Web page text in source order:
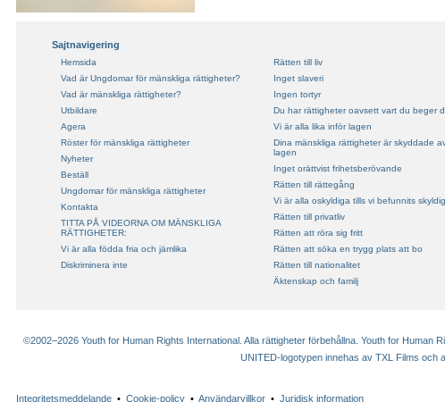
Sajtnavigering
Hemsida
Vad är Ungdomar för mänskliga rättigheter?
Vad är mänskliga rättigheter?
Utbildare
Agera
Röster för mänskliga rättigheter
Nyheter
Beställ
Ungdomar för mänskliga rättigheter
Kontakta
TITTA PÅ VIDEORNA OM MÄNSKLIGA
RÄTTIGHETER:
Vi är alla födda fria och jämlika
Diskriminera inte
Rätten till liv
Inget slaveri
Ingen tortyr
Du har rättigheter oavsett vart du beger
Vi är alla lika inför lagen
Dina mänskliga rättigheter är skyddade
lagen
Inget orättvist frihetsberövande
Rätten till rättegång
Vi är alla oskyldiga tills vi befunnits
Rätten till privatliv
Rätten att röra sig fritt
Rätten att söka en trygg plats att bo
Rätten till nationalitet
Äktenskap och familj
©2002–2026 Youth for Human Rights International. Alla rättigheter förbehållna. Youth for Human
UNITED-logotypen innehas av TXL Films och
Integritetsmeddelande • Cookie-policy • Användarvillkor • Juridisk information